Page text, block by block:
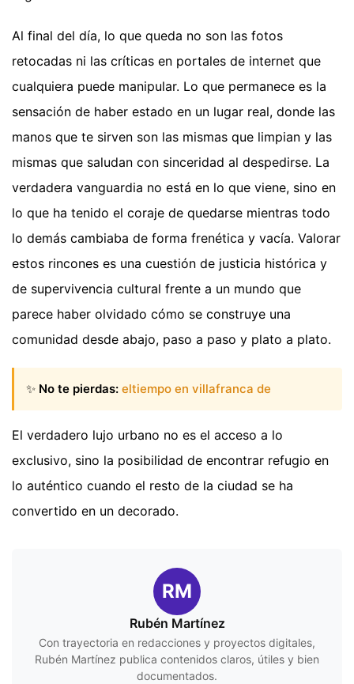
Al final del día, lo que queda no son las fotos
retocadas ni las críticas en portales de internet que
cualquiera puede manipular. Lo que permanece es la
sensación de haber estado en un lugar real, donde las
manos que te sirven son las mismas que limpian y las
mismas que saludan con sinceridad al despedirse. La
verdadera vanguardia no está en lo que viene, sino en
lo que ha tenido el coraje de quedarse mientras todo
lo demás cambiaba de forma frenética y vacía. Valorar
estos rincones es una cuestión de justicia histórica y
de supervivencia cultural frente a un mundo que
parece haber olvidado cómo se construye una
comunidad desde abajo, paso a paso y plato a plato.
✨ No te pierdas: eltiempo en villafranca de
El verdadero lujo urbano no es el acceso a lo
exclusivo, sino la posibilidad de encontrar refugio en
lo auténtico cuando el resto de la ciudad se ha
convertido en un decorado.
RM
Rubén Martínez
Con trayectoria en redacciones y proyectos digitales,
Rubén Martínez publica contenidos claros, útiles y bien
documentados.